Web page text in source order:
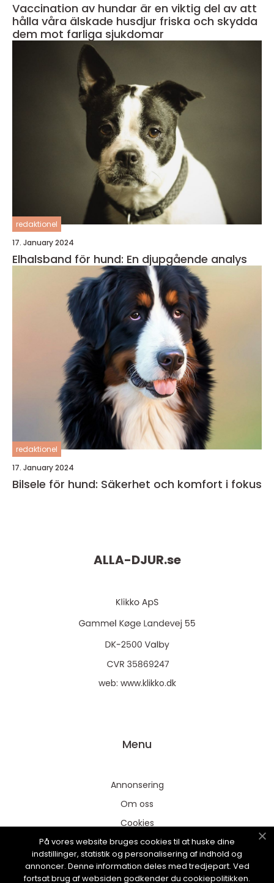
Vaccination av hundar är en viktig del av att
hålla våra älskade husdjur friska och skydda
dem mot farliga sjukdomar
redaktionel
17. January 2024
Elhalsband för hund: En djupgående analys
redaktionel
17. January 2024
Bilsele för hund: Säkerhet och komfort i fokus
ALLA-DJUR.se
web: www.klikko.dk
Menu
Annonsering
Om oss
Cookies
Kontakta oss
Sitemap
På vores website bruges cookies til at huske dine
indstillinger, statistik og personalisering af indhold og
annoncer. Denne information deles med tredjepart. Ved
fortsat brug af websiden godkender du cookiepolitikken.